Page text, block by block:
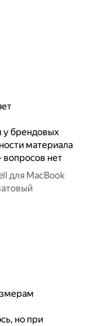
у брендовых
материала
вопросов нет
для MacBook
но при